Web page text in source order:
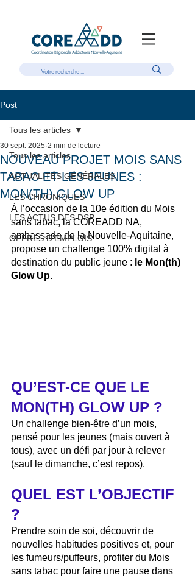
Post
Tous les articles
ACTUALITÉS GÉNÉRALES
LES CHRONIQUES
LES ACTUS DES DSP
OFFRES D'EMPLOIS
Tous les articles
NOUVEAU PROJET MOIS SANS
TABAC ET LES JEUNES :
MON(TH) GLOW UP
30 sept. 2025 2 min de lecture
À l’occasion de la 10e édition du Mois
sans tabac, la COREADD NA,
ambassade de la Nouvelle-Aquitaine,
propose un challenge 100% digital à
destination du public jeune : le Mon(th)
Glow Up.
QU’EST-CE QUE LE
MON(TH) GLOW UP ?
Un challenge bien-être d’un mois,
pensé pour les jeunes (mais ouvert à
tous), avec un défi par jour à relever
(sauf le dimanche, c’est repos).
QUEL EST L’OBJECTIF
?
Prendre soin de soi, découvrir de
nouvelles habitudes positives et, pour
les fumeurs/puffeurs, profiter du Mois
sans tabac pour faire une pause dans